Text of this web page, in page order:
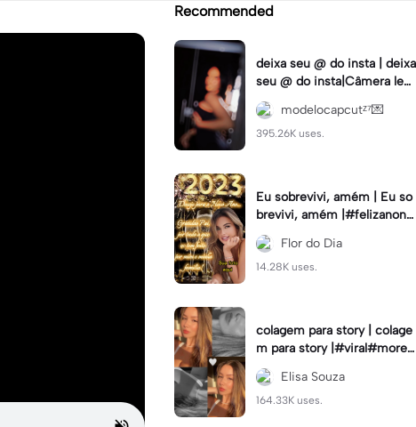
Recommended
deixa seu @ do insta | deixa
seu @ do insta|Câmera lent
a #fyp #viral #trend #fyp
ツ⁠
modelocapcutᶻ⁷💌
395.26K uses.
Eu sobrevivi, amém | Eu so
brevivi, amém |#felizanono
#feliz2023
Flor do Dia
14.28K uses.
colagem para story | colage
m para story |#viral#moren
a#instastory#colagemdefo
tos#instaElisa Souza
164.33K uses.